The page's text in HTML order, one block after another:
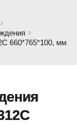
660*765*100, мм